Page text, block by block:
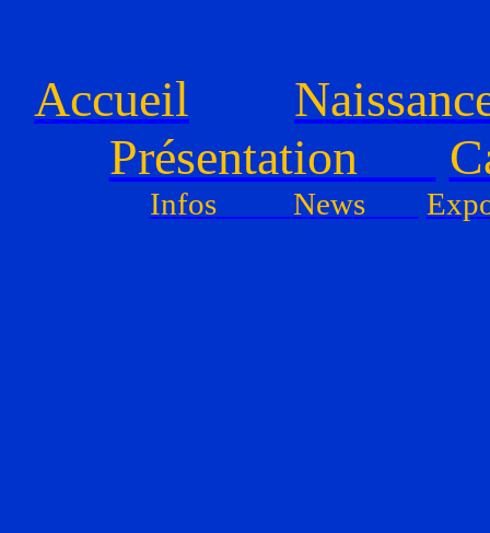
Accueil
Présentation
Infos News